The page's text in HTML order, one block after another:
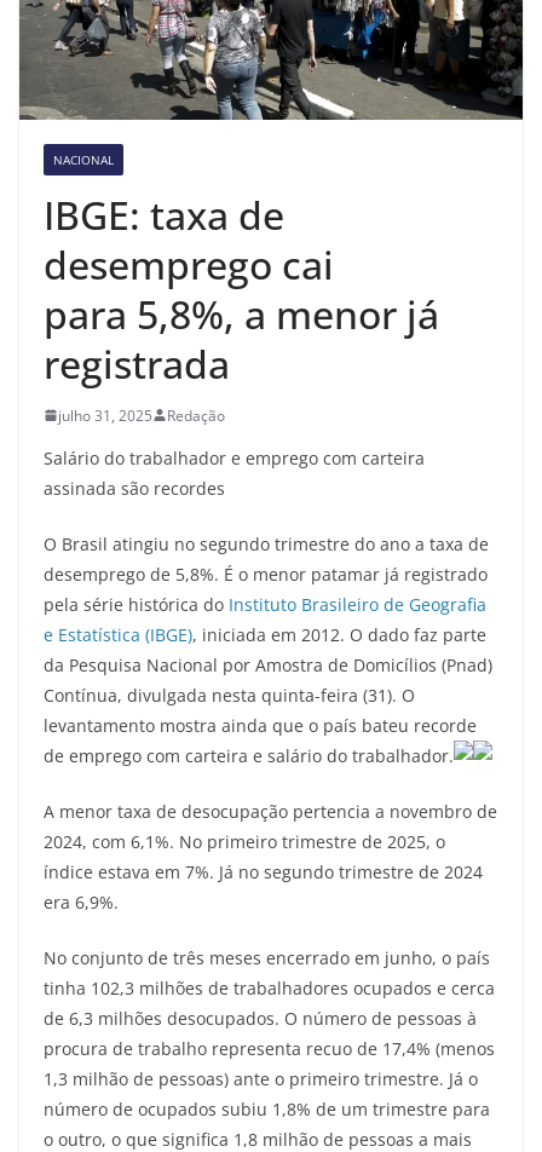
NACIONAL
IBGE: taxa de
desemprego cai
para 5,8%, a menor já
registrada
julho 31, 2025 Redação
Salário do trabalhador e emprego com carteira
assinada são recordes
O Brasil atingiu no segundo trimestre do ano a taxa de
desemprego de 5,8%. É o menor patamar já registrado
pela série histórica do Instituto Brasileiro de Geografia
e Estatística (IBGE), iniciada em 2012. O dado faz parte
da Pesquisa Nacional por Amostra de Domicílios (Pnad)
Contínua, divulgada nesta quinta-feira (31). O
levantamento mostra ainda que o país bateu recorde
de emprego com carteira e salário do trabalhador.
A menor taxa de desocupação pertencia a novembro de
2024, com 6,1%. No primeiro trimestre de 2025, o
índice estava em 7%. Já no segundo trimestre de 2024
era 6,9%.
No conjunto de três meses encerrado em junho, o país
tinha 102,3 milhões de trabalhadores ocupados e cerca
de 6,3 milhões desocupados. O número de pessoas à
procura de trabalho representa recuo de 17,4% (menos
1,3 milhão de pessoas) ante o primeiro trimestre. Já o
número de ocupados subiu 1,8% de um trimestre para
o outro, o que significa 1,8 milhão de pessoas a mais